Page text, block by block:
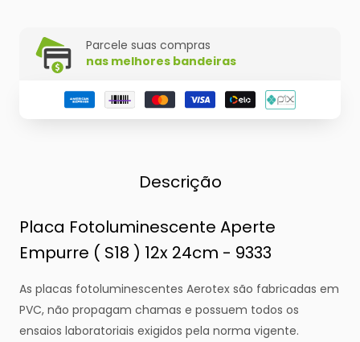
Parcele suas compras
nas melhores bandeiras
Descrição
Placa Fotoluminescente Aperte
Empurre ( S18 ) 12x 24cm - 9333
As placas fotoluminescentes Aerotex são fabricadas em
PVC, não propagam chamas e possuem todos os
ensaios laboratoriais exigidos pela norma vigente.